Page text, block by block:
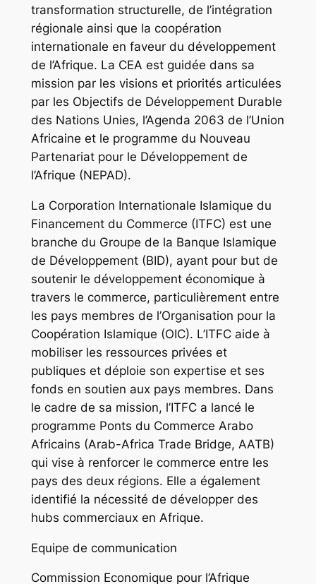
transformation structurelle, de l’intégration
régionale ainsi que la coopération
internationale en faveur du développement
de l’Afrique. La CEA est guidée dans sa
mission par les visions et priorités articulées
par les Objectifs de Développement Durable
des Nations Unies, l’Agenda 2063 de l’Union
Africaine et le programme du Nouveau
Partenariat pour le Développement de
l’Afrique (NEPAD).
La Corporation Internationale Islamique du
Financement du Commerce (ITFC) est une
branche du Groupe de la Banque Islamique
de Développement (BID), ayant pour but de
soutenir le développement économique à
travers le commerce, particulièrement entre
les pays membres de l’Organisation pour la
Coopération Islamique (OIC). L’ITFC aide à
mobiliser les ressources privées et
publiques et déploie son expertise et ses
fonds en soutien aux pays membres. Dans
le cadre de sa mission, l’ITFC a lancé le
programme Ponts du Commerce Arabo
Africains (Arab-Africa Trade Bridge, AATB)
qui vise à renforcer le commerce entre les
pays des deux régions. Elle a également
identifié la nécessité de développer des
hubs commerciaux en Afrique.
Equipe de communication
Commission Economique pour l’Afrique